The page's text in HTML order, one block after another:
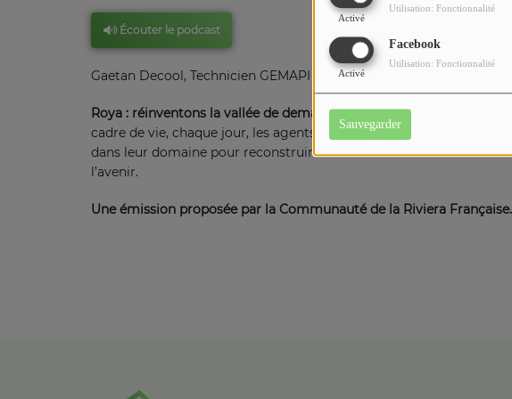
Activé
Utilisation: Fonctionnalité
Facebook
Activé
Utilisation: Fonctionnalité
Sauvegarder
Écouter le podcast
Gaetan Decool, Technicien GEMAPI
Roya : réinventons la vallée de demain . Aménagement du
cadre de vie, chaque jour, les agents et les élus de la Communauté
dans leur domaine pour reconstruire et réinventer la vallée de
l’avenir.
Une émission proposée par la Communauté de la Riviera Française.